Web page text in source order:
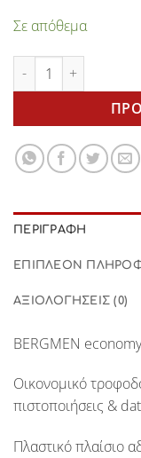
Σε απόθεμα
Electra 36watt
ΠΕΡΙΓΡΑΦΉ
ΕΠΙΠΛΈΟΝ
ΑΞΙΟΛΟΓΉΣΕΙΣ (0)
BERGMEN
Oικονομικό
πιστοποιήσεις &
Πλαστικό πλαίσιο